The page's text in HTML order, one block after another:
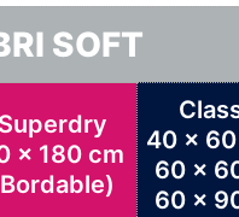
SOFT
Superdry
x 180 cm
40 x
60 x
60 x